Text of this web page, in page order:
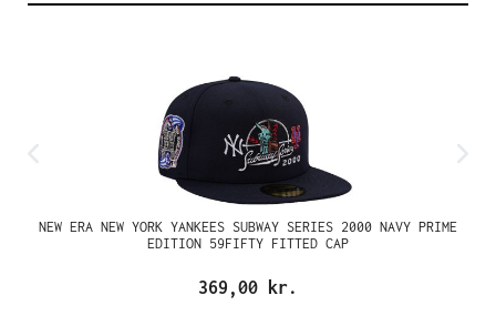
NEW ERA NEW YORK YANKEES SUBWAY SERIES 2000 NAVY PRIME
EDITION 59FIFTY FITTED CAP
369,00 kr.